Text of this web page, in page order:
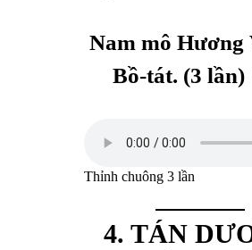
Nam mô Hương
Bồ-tát. (3
Thỉnh chuông 3 lần
4. TÁN